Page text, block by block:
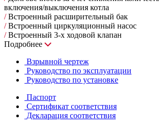
включения/выключения котла
/Встроенный расширительный бак
/Встроенный циркуляционный насос
/Встроенный 3-х ходовой клапан
Подробнее
Взрывной чертеж
Руководство по эксплуатации
Руководство по установке
Паспорт
Сертификат соответствия
Декларация соответствия